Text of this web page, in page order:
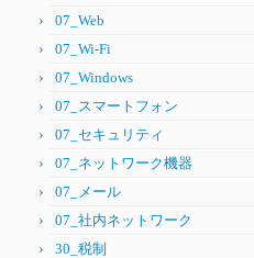
07_Web
07_Wi-Fi
07_Windows
07_スマートフォン
07_セキュリティ
07_ネットワーク機器
07_メール
07_社内ネットワーク
30_税制